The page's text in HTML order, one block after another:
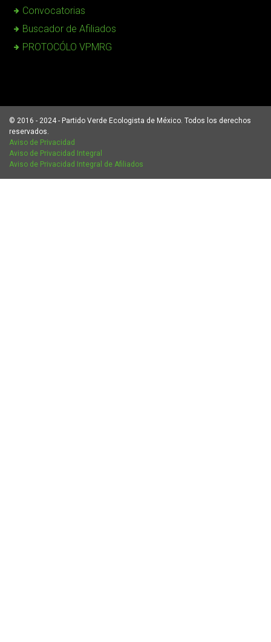
Convocatorias
Buscador de Afiliados
PROTOCÓLO VPMRG
© 2016 - 2024 - Partido Verde Ecologista de México. Todos los derechos
reservados.
Aviso de Privacidad
Aviso de Privacidad Integral
Aviso de Privacidad Integral de Afiliados